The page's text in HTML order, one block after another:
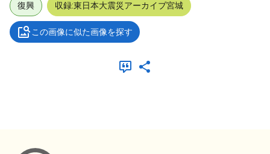
復興 収録:東日本大震災アーカイブ宮城
この画像に似た画像を探す